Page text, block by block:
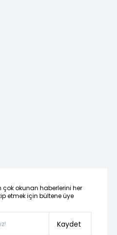
çok okunan haberlerini her
etmek için bültene üye
Kaydet